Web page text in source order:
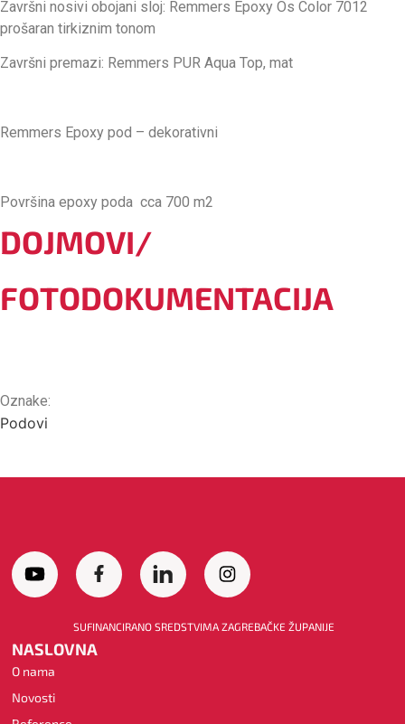
Završni nosivi obojani sloj: Remmers Epoxy Os Color 7012
prošaran tirkiznim tonom
Završni premazi: Remmers PUR Aqua Top, mat
Remmers Epoxy pod – dekorativni
Površina epoxy poda cca 700 m2
DOJMOVI/
FOTODOKUMENTACIJA
Oznake:
Podovi
SUFINANCIRANO SREDSTVIMA ZAGREBAČKE ŽUPANIJE
NASLOVNA
O nama
Novosti